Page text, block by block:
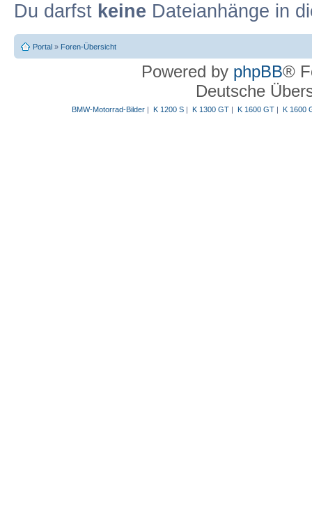
Du darfst keine Dateianhänge in
Portal » Foren-Übersicht
Powered by phpBB®
Deutsche
BMW-Motorrad-Bilder| K 1200 S| K 1300 GT| K 1600 GT| K 1600